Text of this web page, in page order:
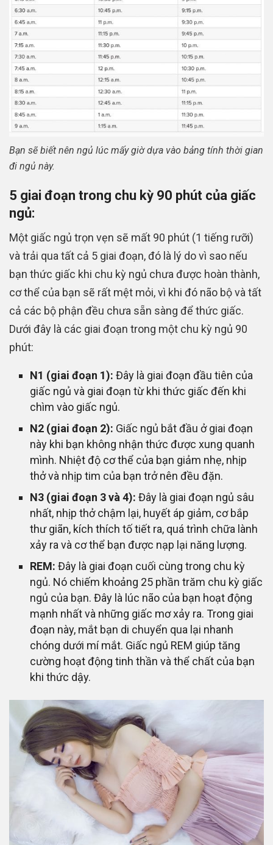
Bạn sẽ biết nên ngủ lúc mấy giờ dựa vào bảng tính thời gian
đi ngủ này.
5 giai đoạn trong chu kỳ 90 phút của giấc
ngủ:
Một giấc ngủ trọn vẹn sẽ mất 90 phút (1 tiếng rưỡi)
và trải qua tất cả 5 giai đoạn, đó là lý do vì sao nếu
bạn thức giấc khi chu kỳ ngủ chưa được hoàn thành,
cơ thể của bạn sẽ rất mệt mỏi, vì khi đó não bộ và tất
cả các bộ phận đều chưa sẵn sàng để thức giấc.
Dưới đây là các giai đoạn trong một chu kỳ ngủ 90
phút:
N1 (giai đoạn 1): Đây là giai đoạn đầu tiên của
giấc ngủ và giai đoạn từ khi thức giấc đến khi
chìm vào giấc ngủ.
N2 (giai đoạn 2): Giấc ngủ bắt đầu ở giai đoạn
này khi bạn không nhận thức được xung quanh
mình. Nhiệt độ cơ thể của bạn giảm nhẹ, nhịp
thở và nhịp tim của bạn trở nên đều đặn.
N3 (giai đoạn 3 và 4): Đây là giai đoạn ngủ sâu
nhất, nhịp thở chậm lại, huyết áp giảm, cơ bắp
thư giãn, kích thích tố tiết ra, quá trình chữa lành
xảy ra và cơ thể bạn được nạp lại năng lượng.
REM: Đây là giai đoạn cuối cùng trong chu kỳ
ngủ. Nó chiếm khoảng 25 phần trăm chu kỳ giấc
ngủ của bạn. Đây là lúc não của bạn hoạt động
mạnh nhất và những giấc mơ xảy ra. Trong giai
đoạn này, mắt bạn di chuyển qua lại nhanh
chóng dưới mí mắt. Giấc ngủ REM giúp tăng
cường hoạt động tinh thần và thể chất của bạn
khi thức dậy.